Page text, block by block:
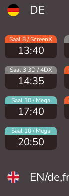
DE
Saal 8 / ScreenX
13:40
Saal 3 3D / 4DX
14:35
Saal 10 / Mega
17:40
Saal 10 / Mega
20:50
EN/de,fr